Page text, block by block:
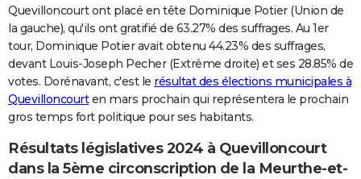
Dictionnaire
Biographies
Citations
Expressions
Proverbes
PROGRAMME TV
COPAINS D'AVANT
S'inscrire
Se connecter
Lycées
Collèges
Primaires
Universités
Entreprises
Service militaire
Avis de recherche
AVIS DE DÉCÈS
FORUM
Bricolage
Lifestyle
Culture
Sport
Auto
Television
Voyage
Cinema
Quevilloncourt ont placé en tête Dominique Potier (Union de
la gauche), qu'ils ont gratifié de 63.27% des suffrages. Au 1er
tour, Dominique Potier avait obtenu 44.23% des suffrages,
devant Louis-Joseph Pecher (Extrême droite) et ses 28.85% de
votes. Dorénavant, c'est le résultat des élections municipales à
Quevilloncourten mars prochain qui représentera le prochain
gros temps fort politique pour ses habitants.
Résultats législatives 2024 à Quevilloncourt
dans la 5ème circonscription de la Meurthe-et-